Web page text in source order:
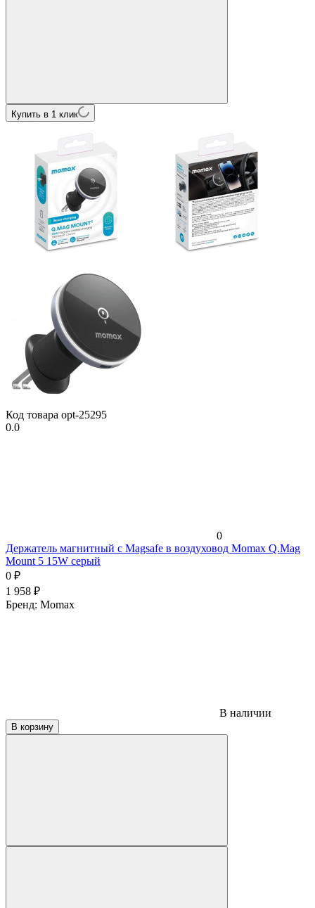
Купить в 1 клик
Код товара opt-25295
0.0
0
Держатель магнитный c Magsafe в воздуховод Momax Q.Mag
Mount 5 15W серый
0 ₽
1 958 ₽
Бренд: Momax
В наличии
В корзину